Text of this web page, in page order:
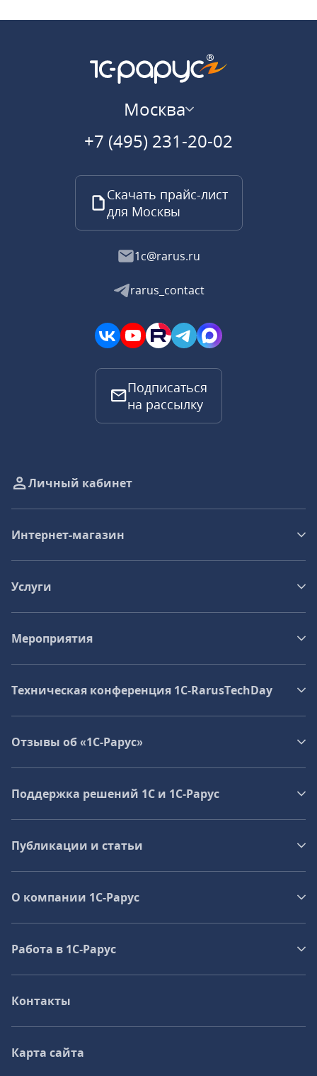
Москва
+7 (495) 231-20-02
Скачать прайс-лист
для Москвы
1c@rarus.ru
rarus_contact
Подписаться
на рассылку
Личный кабинет
Интернет-магазин
Услуги
Мероприятия
Техническая конференция 1C‑RarusTechDay
Отзывы об «1С-Рарус»
Поддержка решений 1С и 1С‑Рарус
Публикации и статьи
О компании 1C-Рарус
Работа в 1С‑Рарус
Контакты
Карта сайта